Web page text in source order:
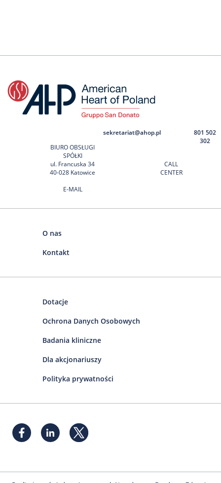
BIURO OBSŁUGI
SPÓŁKI
ul. Francuska 34
40-028 Katowice
E-MAIL
sekretariat@ahop.pl
CALL
CENTER
801 502
302
O nas
Kontakt
Dotacje
Ochrona Danych Osobowych
Badania kliniczne
Dla akcjonariuszy
Polityka prywatności